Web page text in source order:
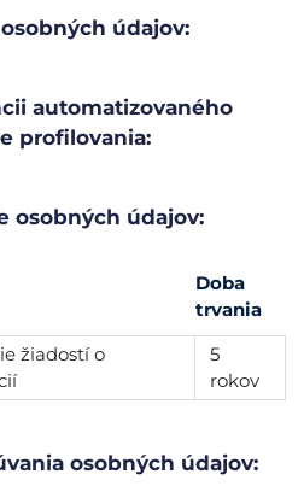
údajov:
automatizovaného
profilovania:
osobných údajov:
Doba
trvania
žiadostí o
5
rokov
osobných údajov: